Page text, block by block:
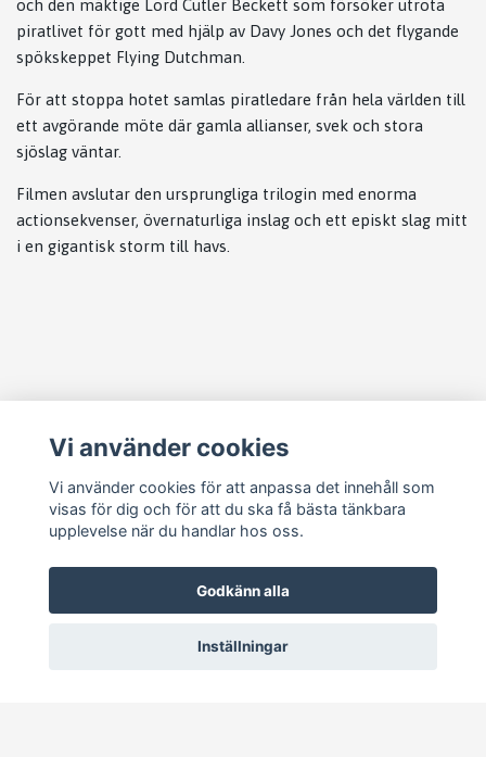
och den mäktige Lord Cutler Beckett som försöker utrota
piratlivet för gott med hjälp av Davy Jones och det flygande
spökskeppet Flying Dutchman.
För att stoppa hotet samlas piratledare från hela världen till
ett avgörande möte där gamla allianser, svek och stora
sjöslag väntar.
Filmen avslutar den ursprungliga trilogin med enorma
actionsekvenser, övernaturliga inslag och ett episkt slag mitt
i en gigantisk storm till havs.
Köpvillkor
Kontakt
Cookie Concent
Vi använder cookies
Vi använder cookies för att anpassa det innehåll som
visas för dig och för att du ska få bästa tänkbara
upplevelse när du handlar hos oss.
Godkänn alla
Inställningar